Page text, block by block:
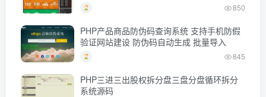
850
PHP产品商品防伪码查询系统 支持手机防假
验证网站建设 防伪码自动生成 批量导入
845
PHP三进三出股权拆分盘三盘分盘循环拆分
系统源码